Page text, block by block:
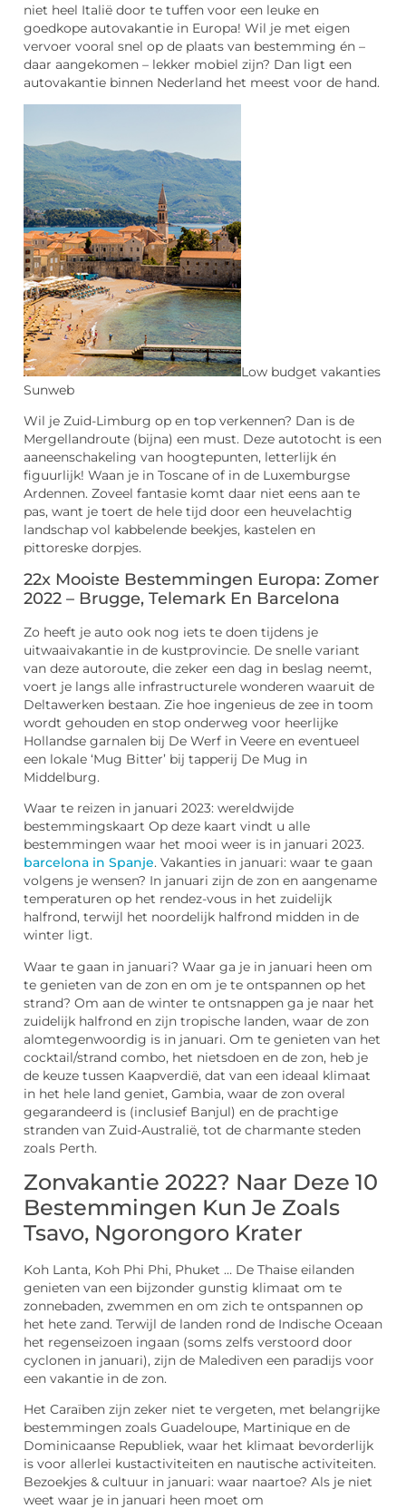
niet heel Italië door te tuffen voor een leuke en
goedkope autovakantie in Europa! Wil je met eigen
vervoer vooral snel op de plaats van bestemming én –
daar aangekomen – lekker mobiel zijn? Dan ligt een
autovakantie binnen Nederland het meest voor de hand.
Low budget vakanties
Sunweb
Wil je Zuid-Limburg op en top verkennen? Dan is de
Mergellandroute (bijna) een must. Deze autotocht is een
aaneenschakeling van hoogtepunten, letterlijk én
figuurlijk! Waan je in Toscane of in de Luxemburgse
Ardennen. Zoveel fantasie komt daar niet eens aan te
pas, want je toert de hele tijd door een heuvelachtig
landschap vol kabbelende beekjes, kastelen en
pittoreske dorpjes.
22x Mooiste Bestemmingen Europa: Zomer
2022 – Brugge, Telemark En Barcelona
Zo heeft je auto ook nog iets te doen tijdens je
uitwaaivakantie in de kustprovincie. De snelle variant
van deze autoroute, die zeker een dag in beslag neemt,
voert je langs alle infrastructurele wonderen waaruit de
Deltawerken bestaan. Zie hoe ingenieus de zee in toom
wordt gehouden en stop onderweg voor heerlijke
Hollandse garnalen bij De Werf in Veere en eventueel
een lokale ‘Mug Bitter’ bij tapperij De Mug in
Middelburg.
Waar te reizen in januari 2023: wereldwijde
bestemmingskaart Op deze kaart vindt u alle
bestemmingen waar het mooi weer is in januari 2023.
barcelona in Spanje. Vakanties in januari: waar te gaan
volgens je wensen? In januari zijn de zon en aangename
temperaturen op het rendez-vous in het zuidelijk
halfrond, terwijl het noordelijk halfrond midden in de
winter ligt.
Waar te gaan in januari? Waar ga je in januari heen om
te genieten van de zon en om je te ontspannen op het
strand? Om aan de winter te ontsnappen ga je naar het
zuidelijk halfrond en zijn tropische landen, waar de zon
alomtegenwoordig is in januari. Om te genieten van het
cocktail/strand combo, het nietsdoen en de zon, heb je
de keuze tussen Kaapverdië, dat van een ideaal klimaat
in het hele land geniet, Gambia, waar de zon overal
gegarandeerd is (inclusief Banjul) en de prachtige
stranden van Zuid-Australië, tot de charmante steden
zoals Perth.
Zonvakantie 2022? Naar Deze 10
Bestemmingen Kun Je Zoals
Tsavo, Ngorongoro Krater
Koh Lanta, Koh Phi Phi, Phuket … De Thaise eilanden
genieten van een bijzonder gunstig klimaat om te
zonnebaden, zwemmen en om zich te ontspannen op
het hete zand. Terwijl de landen rond de Indische Oceaan
het regenseizoen ingaan (soms zelfs verstoord door
cyclonen in januari), zijn de Malediven een paradijs voor
een vakantie in de zon.
Het Caraïben zijn zeker niet te vergeten, met belangrijke
bestemmingen zoals Guadeloupe, Martinique en de
Dominicaanse Republiek, waar het klimaat bevorderlijk
is voor allerlei kustactiviteiten en nautische activiteiten.
Bezoekjes & cultuur in januari: waar naartoe? Als je niet
weet waar je in januari heen moet om